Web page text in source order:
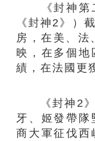
《封神第二
《封神2》）
房，在美、法
映，在多個地
績，在法國更
《封神2》
牙、姬發帶
商大軍征伐西